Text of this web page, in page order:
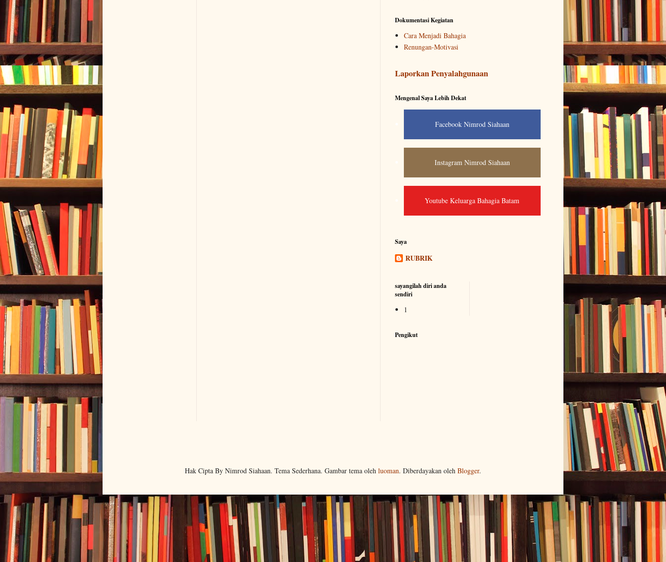
Dokumentasi Kegiatan
Cara Menjadi Bahagia
Renungan-Motivasi
Laporkan Penyalahgunaan
Mengenal Saya Lebih Dekat
Facebook Nimrod Siahaan
Instagram Nimrod Siahaan
Youtube Keluarga Bahagia Batam
Saya
RUBRIK
sayangilah diri anda
sendiri
1
Pengikut
Hak Cipta By Nimrod Siahaan. Tema Sederhana. Gambar tema oleh luoman. Diberdayakan oleh Blogger.